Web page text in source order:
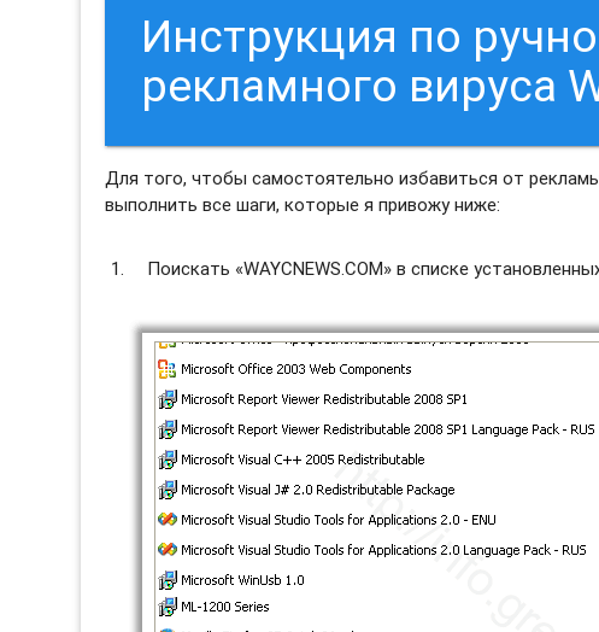
Инструкция по
рекламного вируса
Для того, чтобы самостоятельно избавиться от
выполнить все шаги, которые я привожу ниже:
Поискать «WAYCNEWS.COM» в списке